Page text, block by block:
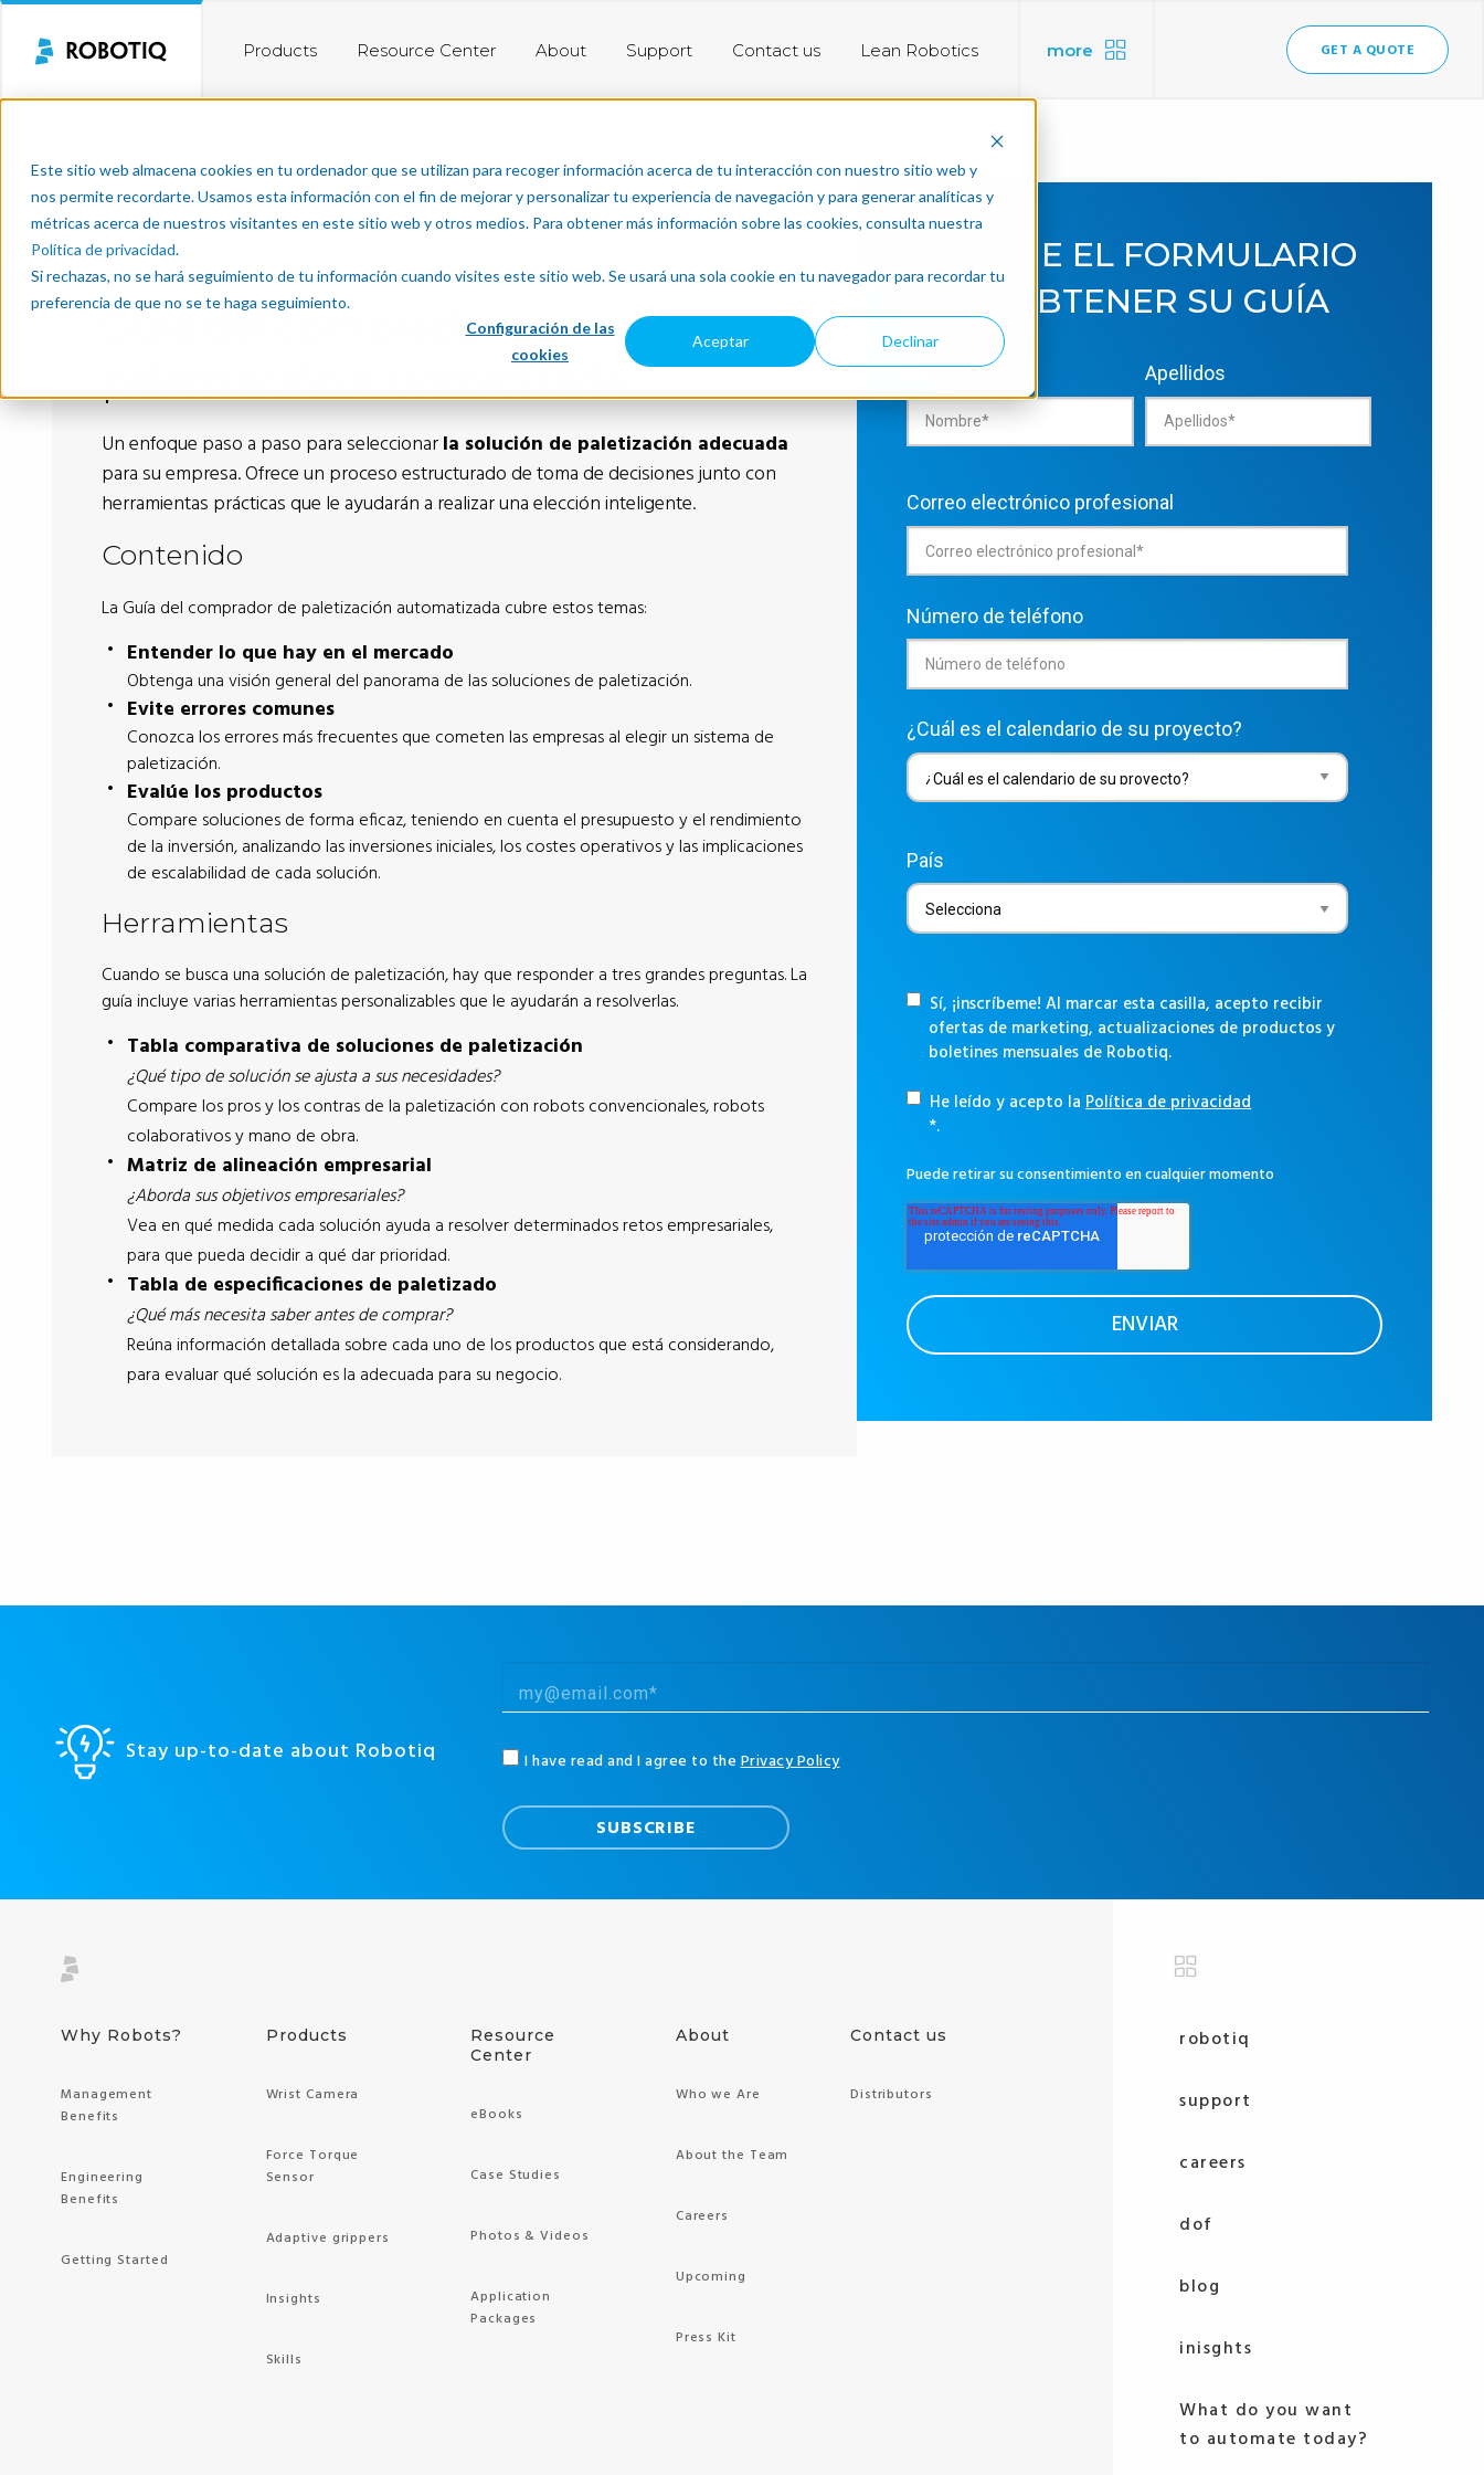
Este sitio web almacena cookies en tu ordenador que se utilizan para recoger información acerca de tu interacción con nuestro sitio web y
nos permite recordarte. Usamos esta información con el fin de mejorar y personalizar tu experiencia de navegación y para generar analíticas y
métricas acerca de nuestros visitantes en este sitio web y otros medios. Para obtener más información sobre las cookies, consulta nuestra
Política de privacidad.
Si rechazas, no se hará seguimiento de tu información cuando visites este sitio web. Se usará una sola cookie en tu navegador para recordar tu
preferencia de que no se te haga seguimiento.
Configuración de las
cookies
Aceptar Declinar
Products Resource Center About Support Contact us Lean Robotics more GET A QUOTE
Guía del comprador de
Un enfoque paso a paso para seleccionarla solución de paletización adecuada
para su empresa. Ofrece un proceso estructurado de toma de decisiones junto con
herramientas prácticas que le ayudarán a realizar una elección inteligente.
Contenido
La Guía del comprador de paletización automatizada cubre estos temas:
Entender lo que hay en el mercado
Obtenga una visión general del panorama de las soluciones de paletización.
Evite errores comunes
Conozca los errores más frecuentes que cometen las empresas al elegir un sistema de
paletización.
Evalúe los productos
Compare soluciones de forma eficaz, teniendo en cuenta el presupuesto y el rendimiento
de la inversión, analizando las inversiones iniciales, los costes operativos y las implicaciones
de escalabilidad de cada solución.
Herramientas
Cuando se busca una solución de paletización, hay que responder a tres grandes preguntas. La
guía incluye varias herramientas personalizables que le ayudarán a resolverlas.
Tabla comparativa de soluciones de paletización
¿Qué tipo de solución se ajusta a sus necesidades?
Compare los pros y los contras de la paletización con robots convencionales, robots
colaborativos y mano de obra.
Matriz de alineación empresarial
¿Aborda sus objetivos empresariales?
Vea en qué medida cada solución ayuda a resolver determinados retos empresariales,
para que pueda decidir a qué dar prioridad.
Tabla de especificaciones de paletizado
¿Qué más necesita saber antes de comprar?
Reúna información detallada sobre cada uno de los productos que está considerando,
para evaluar qué solución es la adecuada para su negocio.
RELLENE EL FORMULARIO
PARA OBTENER SU GUÍA
Nombre Apellidos
Correo electrónico profesional
Número de teléfono
¿Cuál es el calendario de su proyecto?
País
Sí, ¡inscríbeme! Al marcar esta casilla, acepto recibir
ofertas de marketing, actualizaciones de productos y
boletines mensuales de Robotiq.
He leído y acepto laPolítica de privacidad
*.
Puede retirar su consentimiento en cualquier momento
Stay up-to-date about Robotiq I have read and I agree to thePrivacy Policy
Why Robots?
Management
Benefits
Engineering
Benefits
Getting Started
Products
Wrist Camera
Force Torque
Sensor
Adaptive grippers
Insights
Skills
Resource
Center
eBooks
Case Studies
Photos & Videos
Application
Packages
About
Who we Are
About the Team
Careers
Upcoming
Press Kit
Contact us
Distributors
robotiq
support
careers
dof
blog
inisghts
What do you want
to automate today?